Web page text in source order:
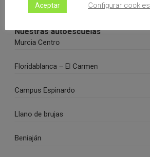
Nuestras autoescuelas
Murcia Centro
Floridablanca – El Carmen
Campus Espinardo
Llano de brujas
Beniaján
Aceptar Configurar cookies